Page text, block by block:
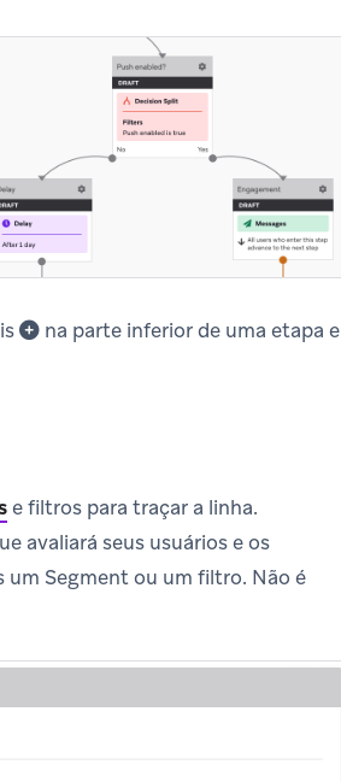
na parte inferior de uma etapa e
e filtros para traçar a linha.
avaliará seus usuários e os
um Segment ou um filtro. Não é